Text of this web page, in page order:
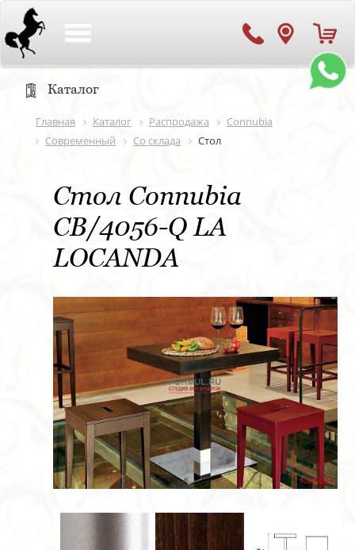
Каталог
Главная Каталог Распродажа
Connubia
Современный
Со склада Стол
Стол Connubia
CB/4056-Q LA
LOCANDA